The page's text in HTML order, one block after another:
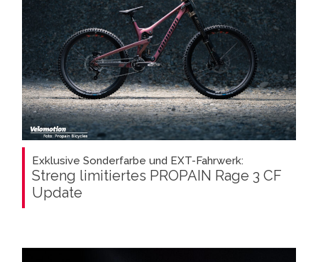
Exklusive Sonderfarbe und EXT-Fahrwerk:
Streng limitiertes PROPAIN Rage 3 CF
Update